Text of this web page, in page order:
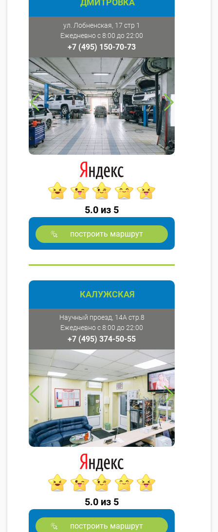
ул. Лобненская, 17 стр 1
Ежедневно с 8:00 до 22:00
+7 (495) 150-70-73
5.0 из 5
построить маршрут
КАЛУЖСКАЯ
Научный проезд, 14А стр.8
Ежедневно с 8:00 до 22:00
+7 (495) 374-50-55
5.0 из 5
построить маршрут